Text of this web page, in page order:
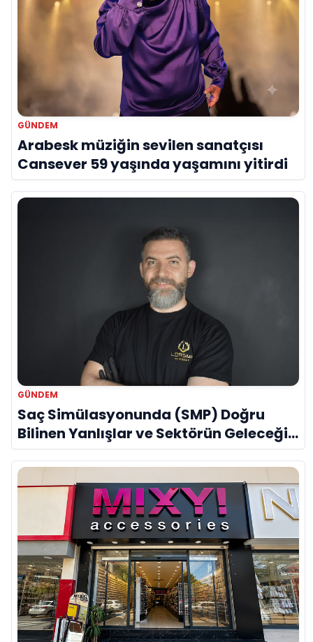
GÜNDEM
Arabesk müziğin sevilen sanatçısı
Cansever 59 yaşında yaşamını yitirdi
GÜNDEM
Saç Simülasyonunda (SMP) Doğru
Bilinen Yanlışlar ve Sektörün Geleceği:
Onur Akdeniz ile Özel Röportaj